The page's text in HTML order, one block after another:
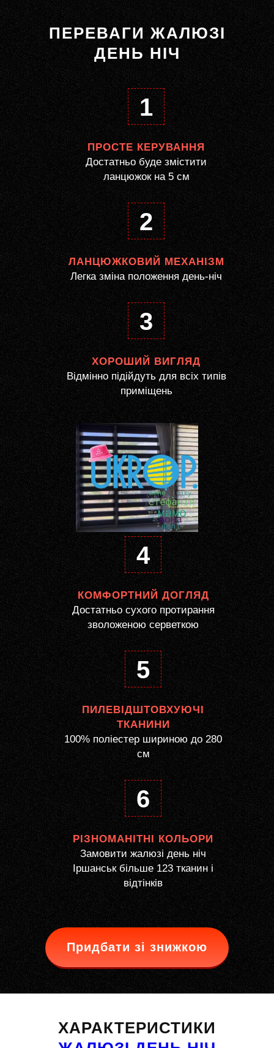
ПЕРЕВАГИ ЖАЛЮЗІ
ДЕНЬ НІЧ
1
ПРОСТЕ КЕРУВАННЯ
Достатньо буде змістити
ланцюжок на 5 см
2
ЛАНЦЮЖКОВИЙ МЕХАНІЗМ
Легка зміна положення день-ніч
3
ХОРОШИЙ ВИГЛЯД
Відмінно підійдуть для всіх типів
приміщень
4
КОМФОРТНИЙ ДОГЛЯД
Достатньо сухого протирання
зволоженою серветкою
5
ПИЛЕВІДШТОВХУЮЧІ
ТКАНИНИ
100% поліестер шириною до 280
см
6
РІЗНОМАНІТНІ КОЛЬОРИ
Замовити жалюзі день ніч
Іршанськ більше 123 тканин і
відтінків
Придбати зі знижкою
ХАРАКТЕРИСТИКИ